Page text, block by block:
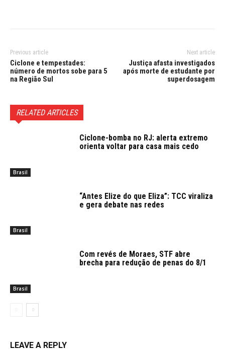
Previous article
Ciclone e tempestades:
número de mortos sobe para 5
na Região Sul
Next article
Justiça afasta investigados
após morte de estudante por
superdosagem
RELATED ARTICLES
Brasil
Ciclone-bomba no RJ: alerta extremo
orienta voltar para casa mais cedo
Brasil
“Antes Elize do que Eliza”: TCC viraliza
e gera debate nas redes
Brasil
Com revés de Moraes, STF abre
brecha para redução de penas do 8/1
LEAVE A REPLY